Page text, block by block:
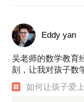
Eddy yan
吴老师的数学教育
刻，让我对孩子数
如何让孩子爱